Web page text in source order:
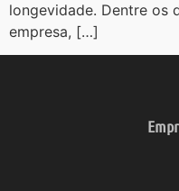
longevidade. Dentre os
empresa, […]